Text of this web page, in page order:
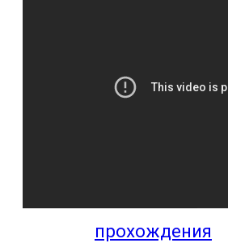
компьютерных
прохождения